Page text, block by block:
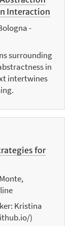
Interaction
-
surrounding
in
intertwines
for
Kristina
)